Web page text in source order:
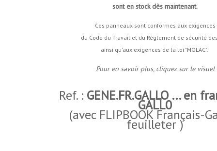
sont en stock dès maintenant.
Ces panneaux sont conformes aux exigences
du Code du Travail et du Réglement de sécurité des
ainsi qu'aux exigences de la loi "MOLAC".
Pour en savoir plus, cliquez sur le visuel
Ref. : GENE.FR.GALLO ... en
GALL0
(avec FLIPBOOK Français-
feuilleter )